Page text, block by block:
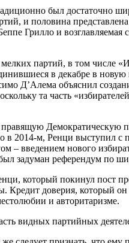
был достаточно
и половина
Грилло и
партий, в том числе
в декабре в
Д’Алема объяснил
та часть
правящую
в 2014-м, Ренци выступил
– введением нового
задуман референдум по
который покинул пост
доверия, который
и авторитаризме.
видных партийных